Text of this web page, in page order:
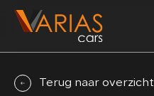
Terug naar overzicht